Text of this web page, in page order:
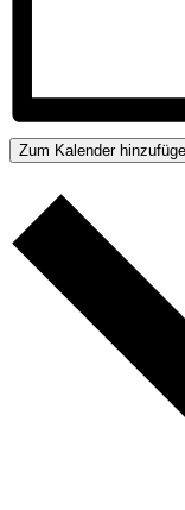
Zum Kalender